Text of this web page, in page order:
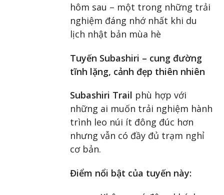
hôm sau – một trong những trải
nghiệm đáng nhớ nhất khi du
lịch nhật bản mùa hè
Tuyến Subashiri – cung đường
tĩnh lặng, cảnh đẹp thiên nhiên
Subashiri Trail phù hợp với
những ai muốn trải nghiệm hành
trình leo núi ít đông đúc hơn
nhưng vẫn có đầy đủ trạm nghỉ
cơ bản.
Điểm nổi bật của tuyến này: